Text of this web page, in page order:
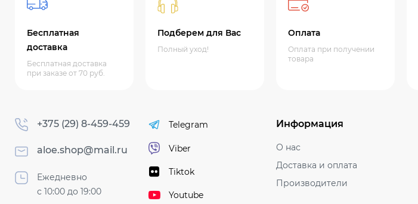
Бесплатная
доставка
Бесплатная доставка
при заказе от 70 руб.
Подберем для Вас
Полный уход!
Оплата
Оплата при получении
товара
+375 (29) 8-459-459
aloe.shop@mail.ru
Ежедневно
с 10:00 до 19:00
Telegram
Viber
Tiktok
Youtube
Информация
О нас
Доставка и оплата
Производители